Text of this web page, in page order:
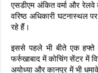
एसडीएम अंकित वर्मा और
वरिष्ठ अधिकारी घटनास्थल
रहे हैं।
इससे पहले भी बीते एक
फर्रुखाबाद में कोचिंग सेंटर में
अयोध्या और कानपुर में भी